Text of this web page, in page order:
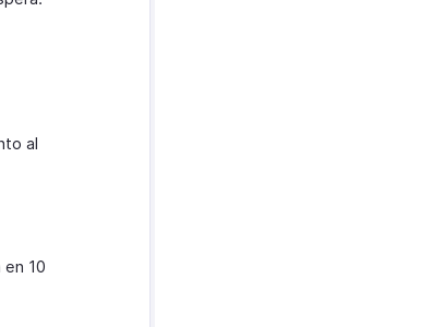
al
10